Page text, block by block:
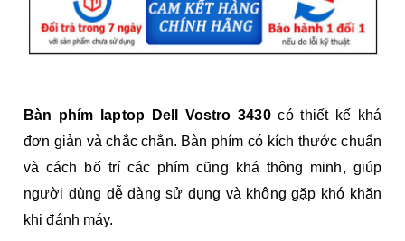
Bàn phím laptop Dell Vostro 3430có thiết kế khá
đơn giản và chắc chắn. Bàn phím có kích thước chuẩn
và cách bố trí các phím cũng khá thông minh, giúp
người dùng dễ dàng sử dụng và không gặp khó khăn
khi đánh máy.